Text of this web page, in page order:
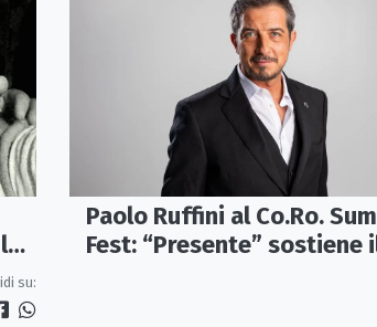
su:
Paolo Ruffini al Co.Ro.
Fest: “Presente” sostiene